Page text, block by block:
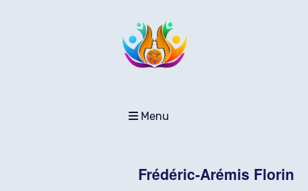
Menu
Frédéric-Arémis Florin